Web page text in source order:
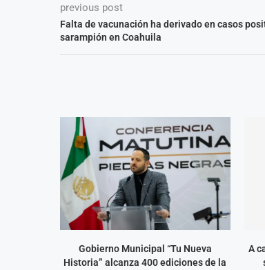
previous post
Falta de vacunación ha derivado en casos
sarampión en Coahuila
Gobierno Municipal “Tu Nueva
Historia” alcanza 400 ediciones de la
A